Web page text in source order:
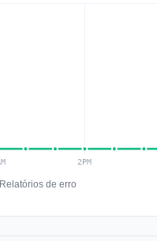
Relatórios de erro